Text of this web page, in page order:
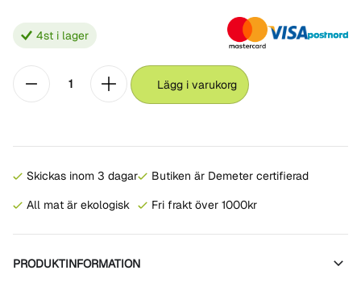
4st i lager
Lägg i varukorg
Skickas inom 3 dagar
All mat är ekologisk
Butiken är Demeter certifierad
Fri frakt över 1000kr
PRODUKTINFORMATION